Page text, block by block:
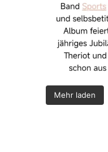
Mehr laden